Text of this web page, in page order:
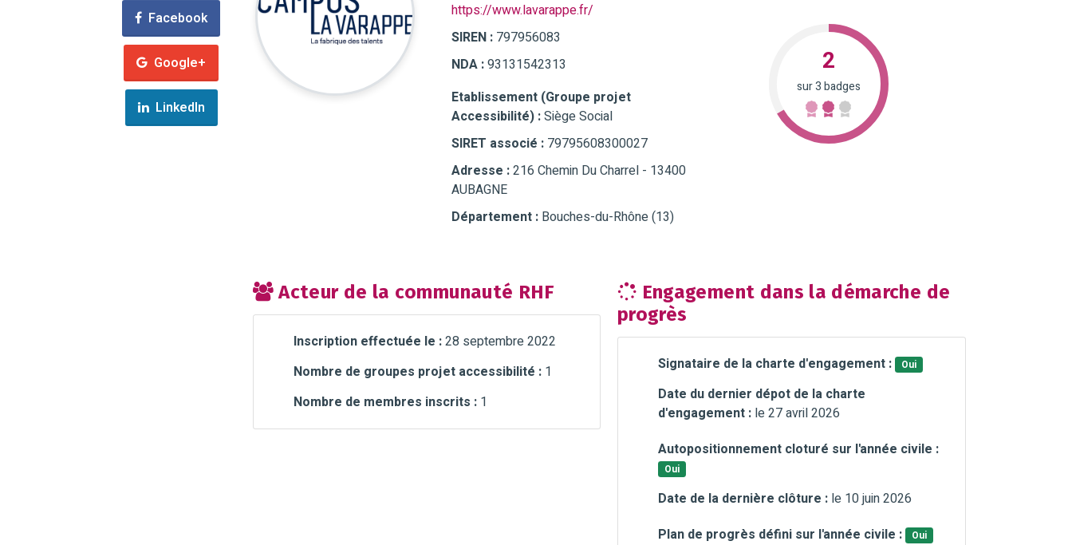
Facebook
Google+
LinkedIn
https://www.lavarappe.fr/
SIREN : 797956083
NDA :93131542313
Etablissement (Groupe projet
Accessibilité) :Siège Social
SIRET associé : 79795608300027
Adresse :216 Chemin Du Charrel - 13400
AUBAGNE
Département : Bouches-du-Rhône (13)
2
sur 3 badges
Acteur de la communauté RHF
Inscription effectuée le :28 septembre 2022
Nombre de groupes projet accessibilité :1
Nombre de membres inscrits :1
Engagement dans la démarche de
progrès
Signataire de la charte d'engagement : Oui
Date du dernier dépot de la charte
d'engagement : le 27 avril 2026
Autopositionnement cloturé sur l'année civile :
Oui
Date de la dernière clôture : le 10 juin 2026
Plan de progrès défini sur l'année civile :
Oui